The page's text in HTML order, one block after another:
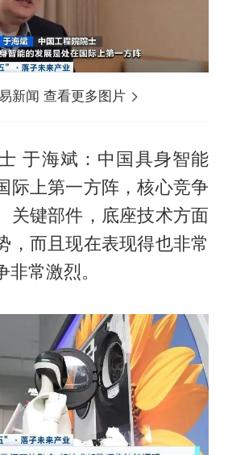
新闻 查看更多图片
于海斌：中国具身智能
际上第一方阵，核心竞争
关键部件，底座技术方面
，而且现在表现得也非常
常激烈。